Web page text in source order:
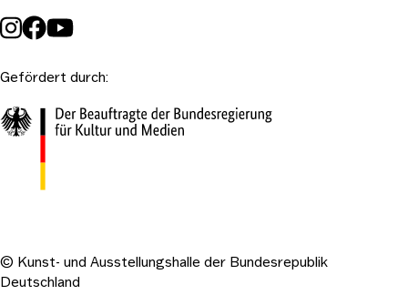
Gefördert durch:
© Kunst- und Ausstellungshalle der Bundesrepublik
Deutschland